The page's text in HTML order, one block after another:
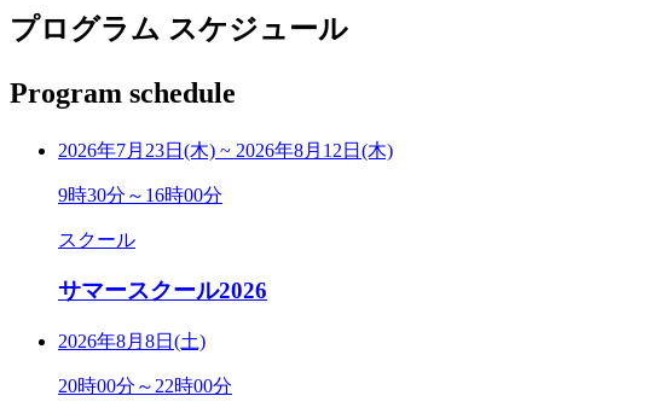
プログラム スケジュール
Program schedule
2026年7月23日(木) ~ 2026年8月12日(木)
9時30分～16時00分
スクール
サマースクール2026
2026年8月8日(土)
20時00分～22時00分